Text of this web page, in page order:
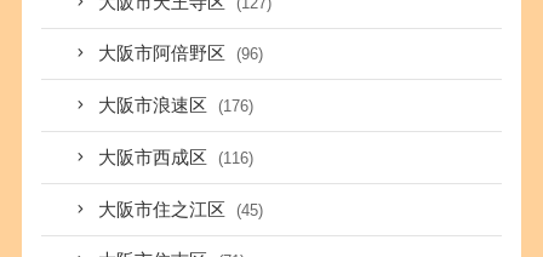
大阪市阿倍野区 (96)
大阪市浪速区 (176)
大阪市西成区 (116)
大阪市住之江区 (45)